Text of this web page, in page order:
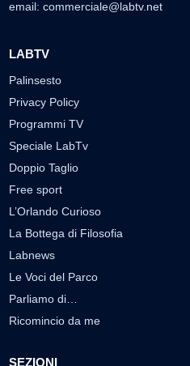
email: commerciale@labtv.net
LABTV
Palinsesto
Privacy Policy
Programmi TV
Speciale LabTv
Doppio Taglio
Free sport
L’Orlando Curioso
La Bottega di Filosofia
Labnews
Le Voci del Parco
Parliamo di…
Ricomincio da me
SEZIONI